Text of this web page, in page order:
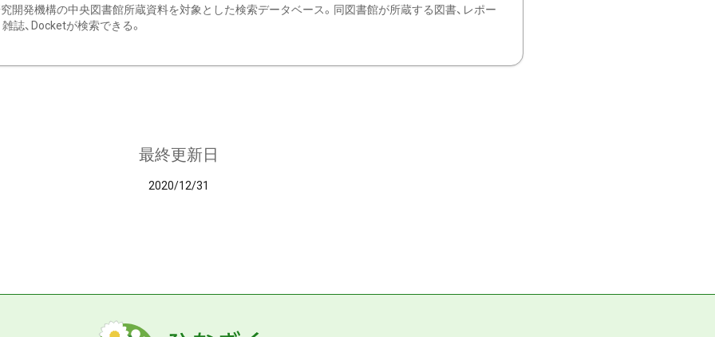
開発機構の中央図書館所蔵資料を対象とした検索データベース。同図書館が所蔵する図書、レポー
雑誌、Docketが検索できる。
最終更新日
2020/12/31